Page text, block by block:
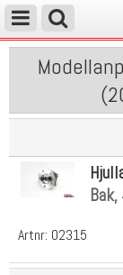
Artnr: 02315
Bak,